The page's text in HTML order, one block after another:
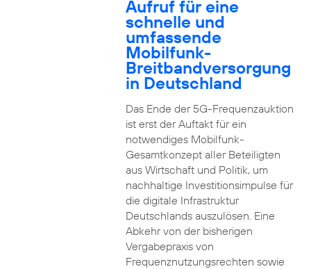
Aufruf für eine
schnelle und
umfassende
Mobilfunk-
Breitbandversorgung
in Deutschland
Das Ende der 5G-Frequenzauktion
ist erst der Auftakt für ein
notwendiges Mobilfunk-
Gesamtkonzept aller Beteiligten
aus Wirtschaft und Politik, um
nachhaltige Investitionsimpulse für
die digitale Infrastruktur
Deutschlands auszulösen. Eine
Abkehr von der bisherigen
Vergabepraxis von
Frequenznutzungsrechten sowie